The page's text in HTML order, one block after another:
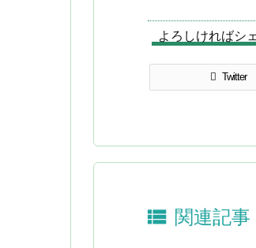
よろしければシ
Twitter
 関連記事